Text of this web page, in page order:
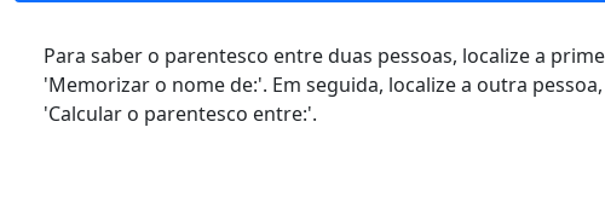
Para saber o parentesco entre duas pessoas, localize a
'Memorizar o nome de:'. Em seguida, localize a outra
'Calcular o parentesco entre:'.